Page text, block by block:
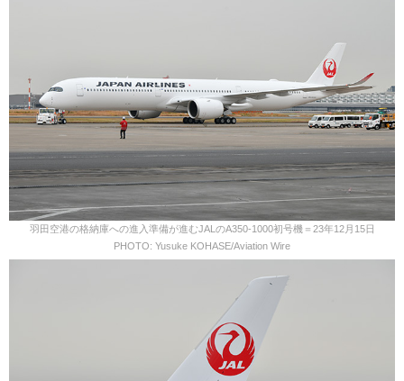
羽田空港の格納庫への進入準備が進むJALのA350-1000初号機＝23年12月15日
PHOTO: Yusuke KOHASE/Aviation Wire